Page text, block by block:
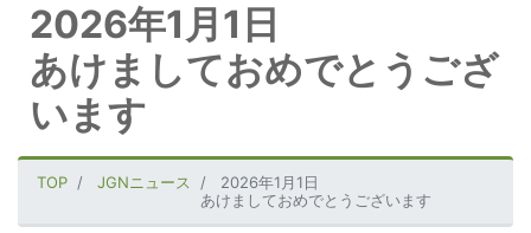
2026年1月1日
あけましておめでとうござ
います
TOP JGNニュース
2026年1月1日
あけましておめでとうございます